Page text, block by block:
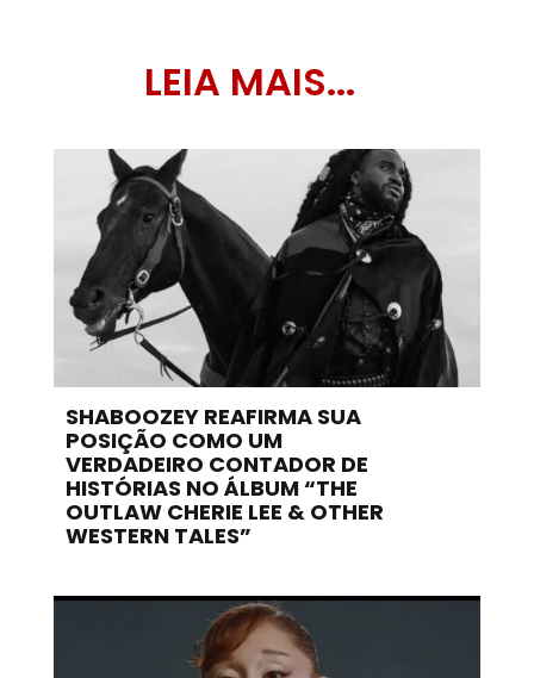
LEIA MAIS...
SHABOOZEY REAFIRMA SUA
POSIÇÃO COMO UM
VERDADEIRO CONTADOR DE
HISTÓRIAS NO ÁLBUM “THE
OUTLAW CHERIE LEE & OTHER
WESTERN TALES”